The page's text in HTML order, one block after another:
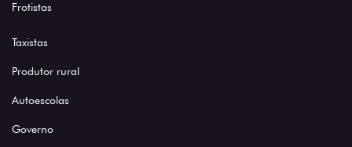
Frotistas
Taxistas
Produtor rural
Autoescolas
Governo